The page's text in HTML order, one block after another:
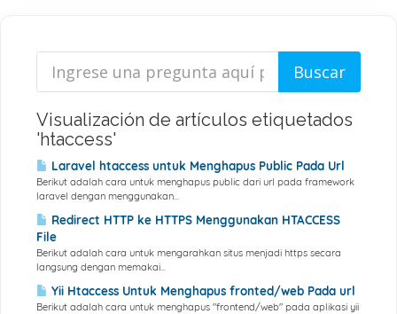
Visualización de artículos etiquetados
'htaccess'
Laravel htaccess untuk Menghapus Public Pada Url
Berikut adalah cara untuk menghapus public dari url pada framework
laravel dengan menggunakan...
Redirect HTTP ke HTTPS Menggunakan HTACCESS
File
Berikut adalah cara untuk mengarahkan situs menjadi https secara
langsung dengan memakai...
Yii Htaccess Untuk Menghapus fronted/web Pada url
Berikut adalah cara untuk menghapus "frontend/web" pada aplikasi yii